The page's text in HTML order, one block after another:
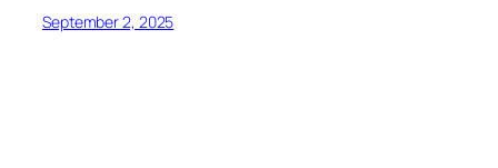
September 2, 2025